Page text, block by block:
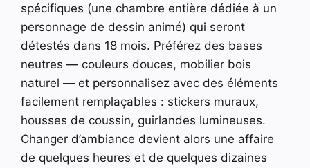
spécifiques (une chambre entière dédiée à un
personnage de dessin animé) qui seront
détestés dans 18 mois. Préférez des bases
neutres — couleurs douces, mobilier bois
naturel — et personnalisez avec des éléments
facilement remplaçables : stickers muraux,
housses de coussin, guirlandes lumineuses.
Changer d’ambiance devient alors une affaire
de quelques heures et de quelques dizaines